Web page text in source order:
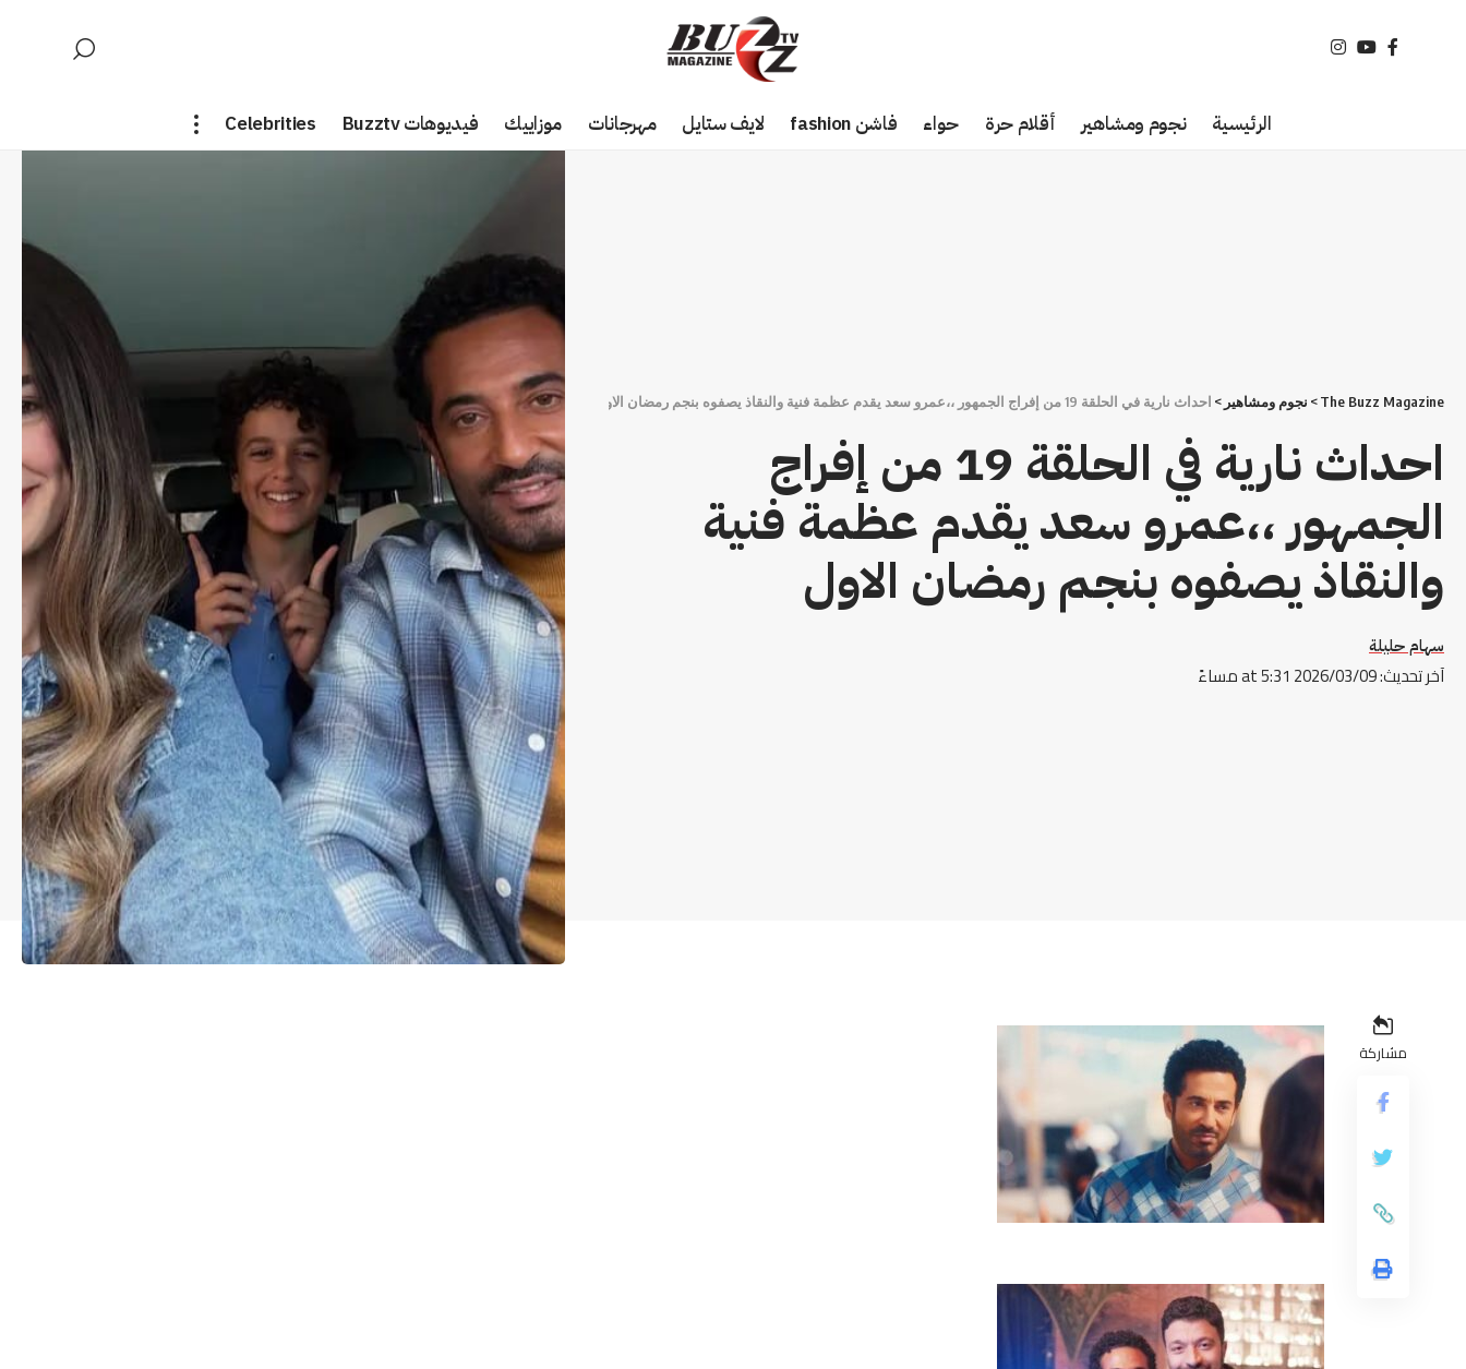
الرئيسية نجوم ومشاهير أقلام حرة حواء فاشن fashion لايف ستايل مهرجانات موزاييك فيديوهات Buzztv Celebrities
The Buzz Magazine
> نجوم ومشاهير > احداث نارية في الحلقة 19 من إفراج الجمهور ،،عمرو سعد يقدم عظمة فنية والنقاذ يصفوه بنجم رمضان الاول
احداث نارية في الحلقة 19 من إفراج
الجمهور ،،عمرو سعد يقدم عظمة فنية
والنقاذ يصفوه بنجم رمضان الاول
آخر تحديث: 2026/03/09 at 5:31 مساءً
سهام حليلة
مشاركة